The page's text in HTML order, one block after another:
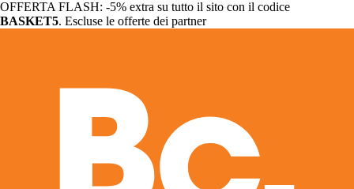
OFFERTA FLASH: -5% extra su tutto il sito con il codice
BASKET5. Escluse le offerte dei partner